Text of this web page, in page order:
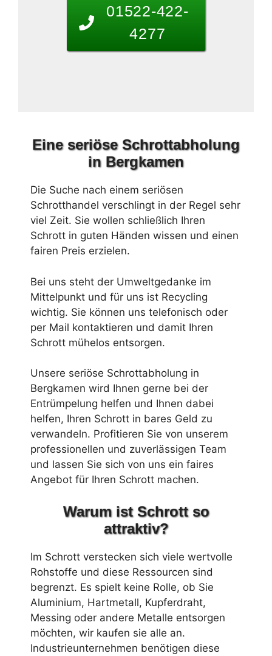
01522-422-
4277
Eine seriöse Schrottabholung
in Bergkamen
Die Suche nach einem seriösen
Schrotthandel verschlingt in der Regel sehr
viel Zeit. Sie wollen schließlich Ihren
Schrott in guten Händen wissen und einen
fairen Preis erzielen.
Bei uns steht der Umweltgedanke im
Mittelpunkt und für uns ist Recycling
wichtig. Sie können uns telefonisch oder
per Mail kontaktieren und damit Ihren
Schrott mühelos entsorgen.
Unsere seriöse Schrottabholung in
Bergkamen wird Ihnen gerne bei der
Entrümpelung helfen und Ihnen dabei
helfen, Ihren Schrott in bares Geld zu
verwandeln. Profitieren Sie von unserem
professionellen und zuverlässigen Team
und lassen Sie sich von uns ein faires
Angebot für Ihren Schrott machen.
Warum ist Schrott so
attraktiv?
Im Schrott verstecken sich viele wertvolle
Rohstoffe und diese Ressourcen sind
begrenzt. Es spielt keine Rolle, ob Sie
Aluminium, Hartmetall, Kupferdraht,
Messing oder andere Metalle entsorgen
möchten, wir kaufen sie alle an.
Industrieunternehmen benötigen diese